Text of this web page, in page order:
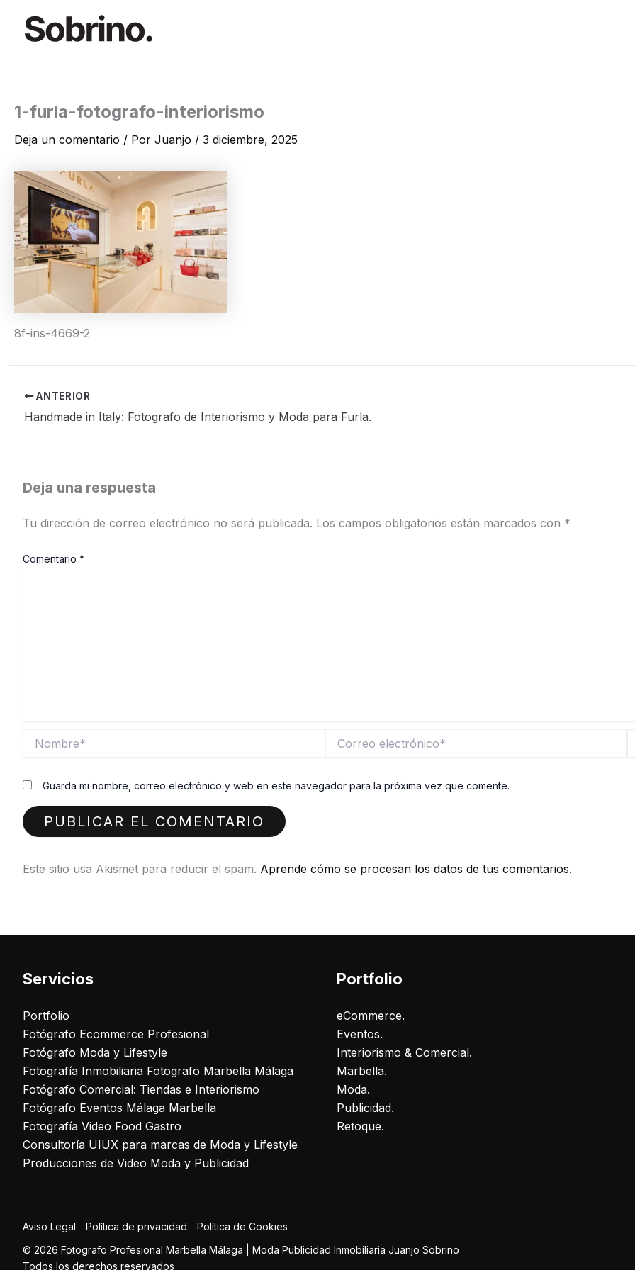
contenido
1-furla-fotografo-interiorismo
Deja un comentario / Por Juanjo / 3 diciembre, 2025
8f-ins-4669-2
ANTERIOR
Handmade in Italy: Fotografo de Interiorismo y Moda para Furla.
Deja una respuesta
Tu dirección de correo electrónico no será publicada. Los campos obligatorios están marcados con *
Comentario *
electrónico*
Guarda mi nombre, correo electrónico y web en este navegador para la próxima vez que comente.
Este sitio usa Akismet para reducir el spam. Aprende cómo se procesan los datos de tus comentarios.
Servicios
Portfolio
Fotógrafo Ecommerce Profesional
Fotógrafo Moda y Lifestyle
Fotografía Inmobiliaria Fotografo Marbella Málaga
Fotógrafo Comercial: Tiendas e Interiorismo
Fotógrafo Eventos Málaga Marbella
Fotografía Video Food Gastro
Consultoría UIUX para marcas de Moda y Lifestyle
Producciones de Video Moda y Publicidad
Portfolio
eCommerce.
Eventos.
Interiorismo & Comercial.
Marbella.
Moda.
Publicidad.
Retoque.
Aviso Legal Política de privacidad
Política de Cookies
© 2026 Fotografo Profesional Marbella Málaga | Moda Publicidad Inmobiliaria Juanjo Sobrino
Todos los derechos reservados